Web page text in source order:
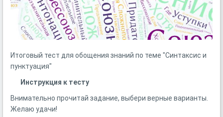
Итоговый тест для обощения знаний по теме "Синтаксис и
пунктуация"
Инструкция к тесту
Внимательно прочитай задание, выбери верные варианты.
Желаю удачи!